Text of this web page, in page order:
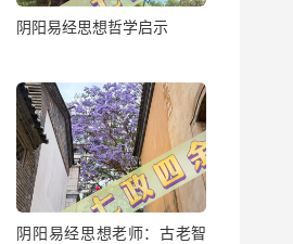
阴阳易经思想哲学启示
阴阳易经思想老师：古老智